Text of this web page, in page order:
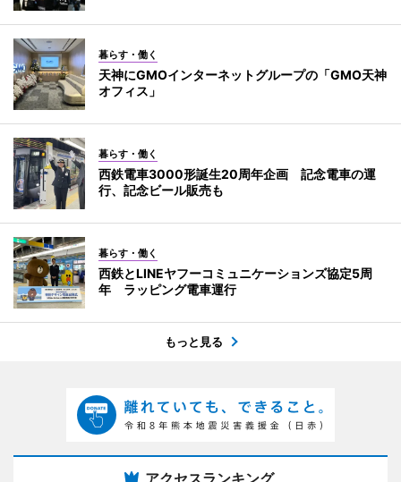
暮らす・働く
天神にGMOインターネットグループの「GMO天神
オフィス」
暮らす・働く
西鉄電車3000形誕生20周年企画 記念電車の運
行、記念ビール販売も
暮らす・働く
西鉄とLINEヤフーコミュニケーションズ協定5周
年 ラッピング電車運行
もっと見る
アクセスランキング